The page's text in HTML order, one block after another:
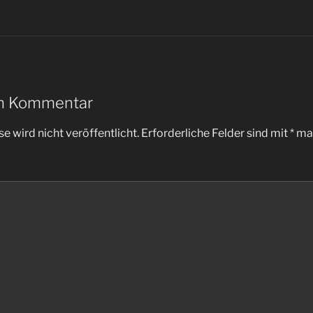
Kommentar
wird nicht veröffentlicht. Erforderliche Felder sind mit*